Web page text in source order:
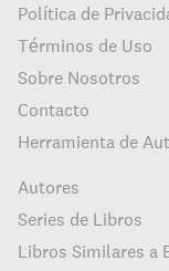
Política de
Términos de Uso
Sobre Nosotros
Contacto
Herramienta de
Autores
Series de Libros
Libros Similares a